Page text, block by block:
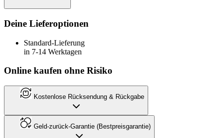
Deine Lieferoptionen
Standard-Lieferung
in 7-14 Werktagen
Online kaufen ohne Risiko
Kostenlose Rücksendung & Rückgabe
Geld-zurück-Garantie (Bestpreisgarantie)